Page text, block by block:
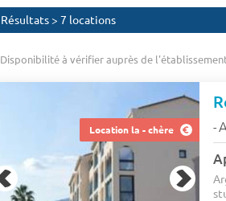
Résultats > 7 locations
Disponibilité à vérifier auprès de
Location la - chère -